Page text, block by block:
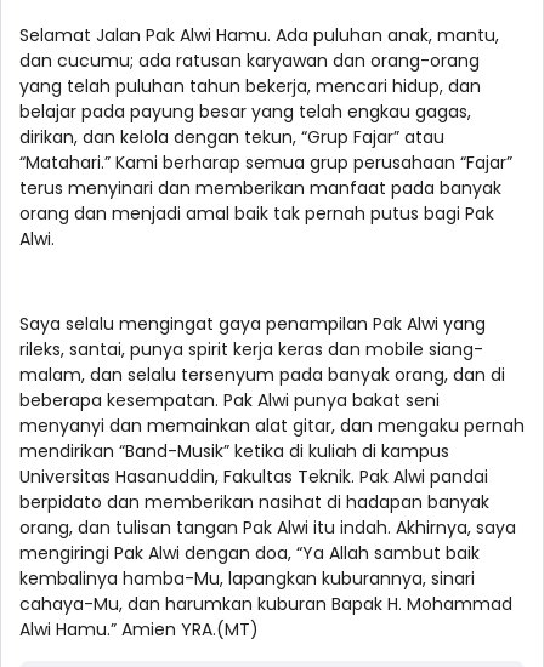
Selamat Jalan Pak Alwi Hamu. Ada puluhan anak, mantu,
dan cucumu; ada ratusan karyawan dan orang-orang
yang telah puluhan tahun bekerja, mencari hidup, dan
belajar pada payung besar yang telah engkau gagas,
dirikan, dan kelola dengan tekun, “Grup Fajar” atau
“Matahari.” Kami berharap semua grup perusahaan “Fajar”
terus menyinari dan memberikan manfaat pada banyak
orang dan menjadi amal baik tak pernah putus bagi Pak
Alwi.
Saya selalu mengingat gaya penampilan Pak Alwi yang
rileks, santai, punya spirit kerja keras dan mobile siang-
malam, dan selalu tersenyum pada banyak orang, dan di
beberapa kesempatan. Pak Alwi punya bakat seni
menyanyi dan memainkan alat gitar, dan mengaku pernah
mendirikan “Band-Musik” ketika di kuliah di kampus
Universitas Hasanuddin, Fakultas Teknik. Pak Alwi pandai
berpidato dan memberikan nasihat di hadapan banyak
orang, dan tulisan tangan Pak Alwi itu indah. Akhirnya, saya
mengiringi Pak Alwi dengan doa, “Ya Allah sambut baik
kembalinya hamba-Mu, lapangkan kuburannya, sinari
cahaya-Mu, dan harumkan kuburan Bapak H. Mohammad
Alwi Hamu.” Amien YRA.(MT)